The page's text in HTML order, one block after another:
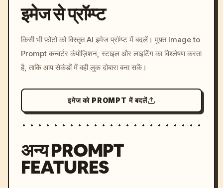
c, cyberpunk sunset, neon
colors, 8k --v 6.0
इमेज से प्रॉम्प्ट
किसी भी फ़ोटो को विस्तृत AI इमेज प्रॉम्प्ट में बदलें। मुफ़्त Image to
Prompt कन्वर्टर कंपोज़िशन, स्टाइल और लाइटिंग का विश्लेषण करता
है, ताकि आप सेकंडों में वही लुक दोबारा बना सकें।
इमेज को PROMPT में बदलें
अन्य PROMPT
FEATURES